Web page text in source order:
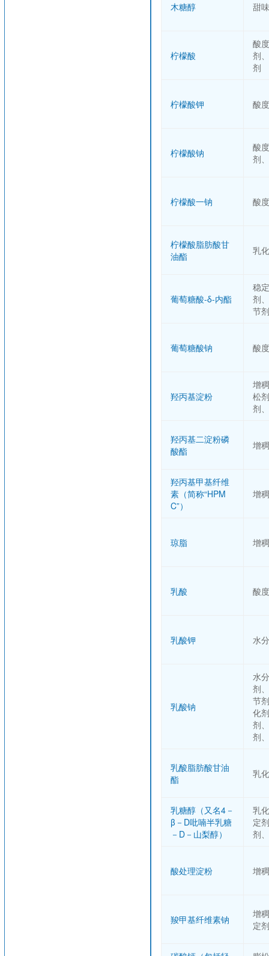
木糖醇 甜
柠檬酸
酸
剂
剂
柠檬酸钾 酸
柠檬酸钠
酸
剂
柠檬酸一钠 酸
柠檬酸脂肪酸甘
油酯
乳
葡萄糖酸-δ-内酯
稳
剂
节剂
葡萄糖酸钠 酸
羟丙基淀粉
增
松
剂
羟丙基二淀粉磷
酸酯
增
羟丙基甲基纤维
素（简称“HPM
C”）
增
琼脂 增
乳酸 酸
乳酸钾 水
乳酸钠
水
剂
节
化
剂
剂
乳酸脂肪酸甘油
酯
乳
乳糖醇（又名4－
β－D吡喃半乳糖
－D－山梨醇）
乳
定
剂
酸处理淀粉 增
羧甲基纤维素钠
增
定剂